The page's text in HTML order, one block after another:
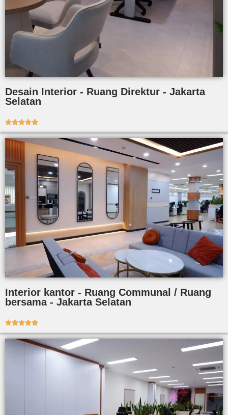
Desain Interior - Ruang Direktur - Jakarta
Selatan

Interior kantor - Ruang Communal / Ruang
bersama - Jakarta Selatan
